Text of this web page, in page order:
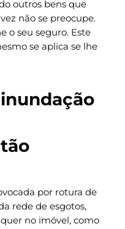
outros bens que
não se preocupe.
o seu seguro. Este
se aplica se lhe
por rotura de
rede de esgotos,
no imóvel, como